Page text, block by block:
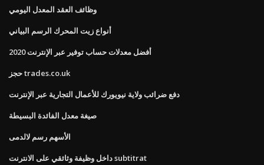
وظائف العقد المعدل اليومي
أنواع زيت المحرك الرسم البياني
أفضل معدلات حساب توفير عبر الإنترنت 2020
حجز trades.co.uk
دفع ضرائب ولاية نيويورك للأعمال التجارية عبر الإنترنت
صيغة معدل الفائدة البسيطة
الأسهم رسم لالدمى
داخل وظيفة وثائقي على الانترنت subtitrat